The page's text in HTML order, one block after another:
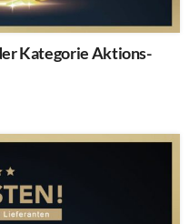
Kategorie Aktions-